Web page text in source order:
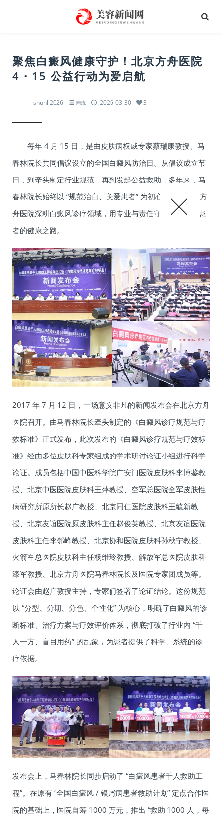
聚焦白癜风健康守护！北京方舟医院
4・15 公益行动为爱启航
shunli2026 潮流 2026-03-30 3
每年 4 月 15 日，是由皮肤病权威专家蔡瑞康教授、马
春林院长共同倡议设立的全国白癜风防治日。从倡议成立节
日，到牵头制定行业规范，再到发起公益救助，多年来，马
春林院长始终以 “规范治白、关爱患者” 为初心，带领北京方
舟医院深耕白癜风诊疗领域，用专业与责任守护千万白斑患
者的健康之路。
2017 年 7 月 12 日，一场意义非凡的新闻发布会在北京方舟
医院召开。由马春林院长牵头制定的《白癜风诊疗规范与疗
效标准》正式发布，此次发布的《白癜风诊疗规范与疗效标
准》经由多位皮肤科专家组成的学术研讨论证小组进行科学
论证。成员包括中国中医科学院广安门医院皮肤科李博鉴教
授、北京中医医院皮肤科王萍教授、空军总医院全军皮肤性
病研究所原所长赵广教授、北京同仁医院皮肤科王毓新教
授、北京友谊医院原皮肤科主任赵俊英教授、北京友谊医院
皮肤科主任李邻峰教授、北京协和医院皮肤科孙秋宁教授、
火箭军总医院皮肤科主任杨维玲教授、解放军总医院皮肤科
漆军教授、北京方舟医院马春林院长及医院专家团成员等。
论证会由赵广教授主持，专家们签署了论证结论。这份规范
以 “分型、分期、分色、个性化” 为核心，明确了白癜风的诊
断标准、治疗方案与疗效评价体系，彻底打破了行业内 “千
人一方、盲目用药” 的乱象，为患者提供了科学、系统的诊
疗依据。
发布会上，马春林院长同步启动了 “白癜风患者千人救助工
程”。在原有 “全国白癜风 / 银屑病患者救助计划” 定点合作医
院的基础上，医院自筹 1000 万元，推出 “救助 1000 人，每